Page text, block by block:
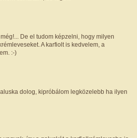
De el tudom képzelni, hogy milyen
A karfiolt is kedvelem, a
:-)
dolog, kipróbálom legközelebb ha ilyen